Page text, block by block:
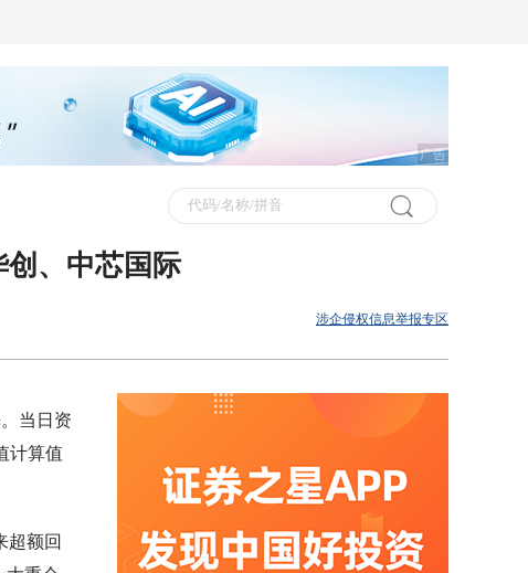
广告
、中芯国际
涉企侵权信息举报专区
当日资
计算值
超额回